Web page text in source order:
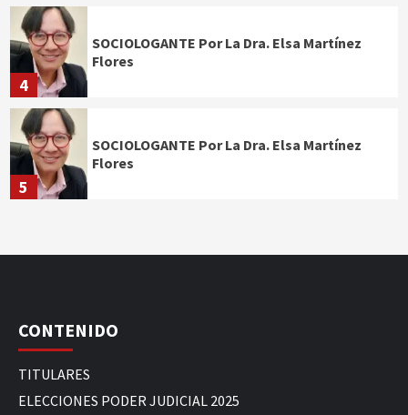
4
SOCIOLOGANTE Por La Dra. Elsa Martínez
Flores
5
SOCIOLOGANTE Por La Dra. Elsa Martínez
Flores
CONTENIDO
TITULARES
ELECCIONES PODER JUDICIAL 2025